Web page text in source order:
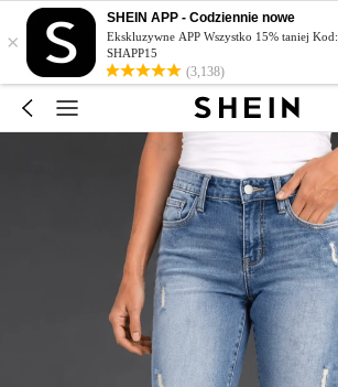
×
SHEIN APP - Codziennie nowe
Ekskluzywne APP Wszystko 15% taniej Kod:
SHAPP15
(3,138)